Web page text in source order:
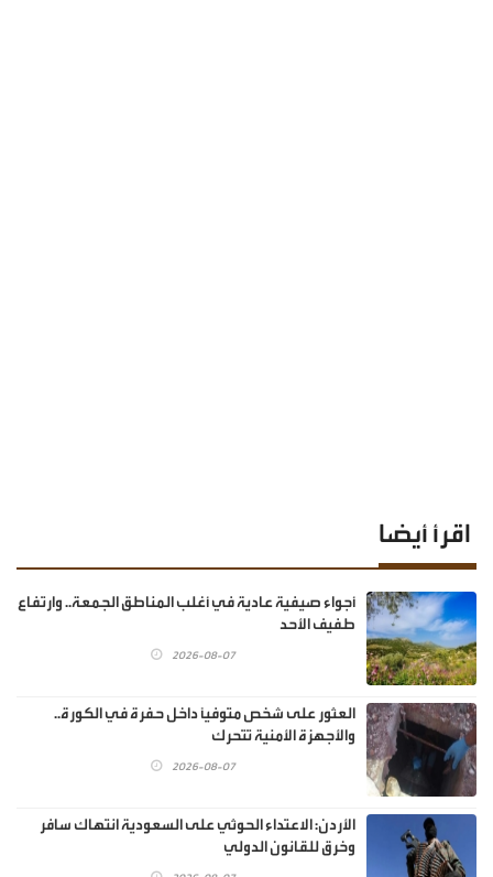
اقرأ أيضا
أجواء صيفية عادية في أغلب المناطق الجمعة.. وارتفاع
طفيف الأحد
2026-08-07
العثور على شخص متوفيًا داخل حفرة في الكورة..
والأجهزة الأمنية تتحرك
2026-08-07
الأردن: الاعتداء الحوثي على السعودية انتهاك سافر
وخرق للقانون الدولي